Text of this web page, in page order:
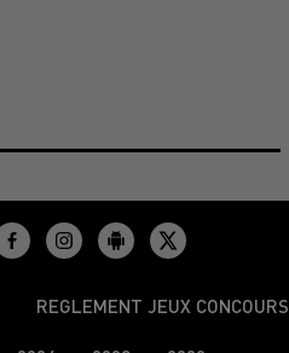
REGLEMENT JEUX CONCOURS